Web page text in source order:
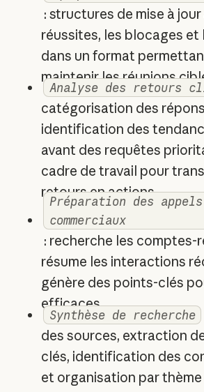
: structures de mise à
réussites, les blocages et
dans un format
maintenir les réunions
Analyse des retours
catégorisation des
identification des
avant des requêtes
cadre de travail pour
retours en actions
Préparation des appels
commerciaux
: recherche les comptes-
résume les interactions
génère des points-clés
efficaces
Synthèse de recherche
des sources, extraction
clés, identification des
et organisation par thème